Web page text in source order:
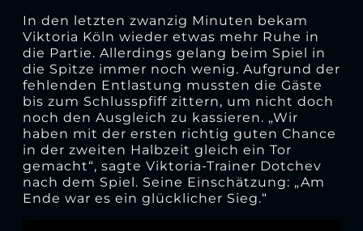
In den letzten zwanzig Minuten bekam
Viktoria Köln wieder etwas mehr Ruhe in
die Partie. Allerdings gelang beim Spiel in
die Spitze immer noch wenig. Aufgrund der
fehlenden Entlastung mussten die Gäste
bis zum Schlusspfiff zittern, um nicht doch
noch den Ausgleich zu kassieren. „Wir
haben mit der ersten richtig guten Chance
in der zweiten Halbzeit gleich ein Tor
gemacht“, sagte Viktoria-Trainer Dotchev
nach dem Spiel. Seine Einschätzung: „Am
Ende war es ein glücklicher Sieg.“